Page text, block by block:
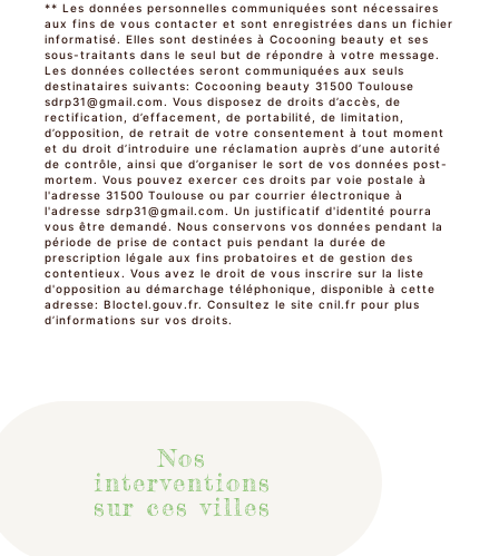
** Les données personnelles communiquées sont nécessaires
aux fins de vous contacter et sont enregistrées dans un fichier
informatisé. Elles sont destinées à Cocooning beauty et ses
sous-traitants dans le seul but de répondre à votre message.
Les données collectées seront communiquées aux seuls
destinataires suivants: Cocooning beauty 31500 Toulouse
sdrp31@gmail.com. Vous disposez de droits d’accès, de
rectification, d’effacement, de portabilité, de limitation,
d’opposition, de retrait de votre consentement à tout moment
et du droit d’introduire une réclamation auprès d’une autorité
de contrôle, ainsi que d’organiser le sort de vos données post-
mortem. Vous pouvez exercer ces droits par voie postale à
l'adresse 31500 Toulouse ou par courrier électronique à
l'adresse sdrp31@gmail.com. Un justificatif d'identité pourra
vous être demandé. Nous conservons vos données pendant la
période de prise de contact puis pendant la durée de
prescription légale aux fins probatoires et de gestion des
contentieux. Vous avez le droit de vous inscrire sur la liste
d'opposition au démarchage téléphonique, disponible à cette
adresse: Bloctel.gouv.fr. Consultez le site cnil.fr pour plus
d’informations sur vos droits.
Nos
interventions
sur ces villes